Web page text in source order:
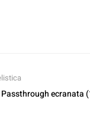
ecranata